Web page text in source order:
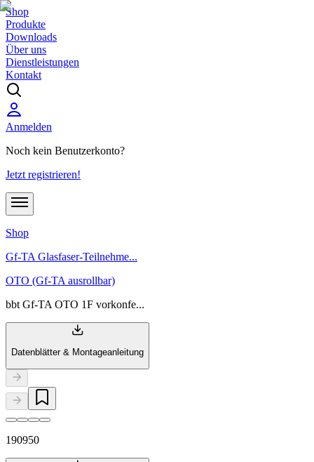
Shop
Produkte
Downloads
Über uns
Dienstleistungen
Kontakt
Anmelden
Noch kein Benutzerkonto?
Jetzt registrieren!
Shop
Gf-TA Glasfaser-Teilnehme...
OTO (Gf-TA ausrollbar)
bbt Gf-TA OTO 1F vorkonfe...
Datenblätter & Montageanleitung
190950